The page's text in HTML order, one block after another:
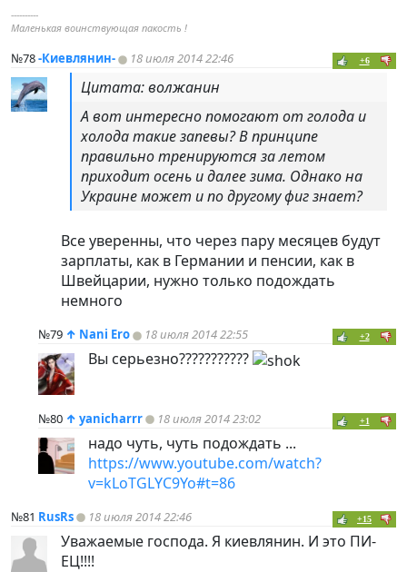
----------
Маленькая воинствующая пакость !
№78-Киевлянин- 18 июля 2014 22:46 +6
Цитата: волжанин
А вот интересно помогают от голода и
холода такие запевы? В принципе
правильно тренируются за летом
приходит осень и далее зима. Однако на
Украине может и по другому фиг знает?
Все уверенны, что через пару месяцев будут
зарплаты, как в Германии и пенсии, как в
Швейцарии, нужно только подождать
немного
№79 ↑ Nani Ero 18 июля 2014 22:55 +2
Вы серьезно???????????
№80 ↑ yanicharrr 18 июля 2014 23:02 +1
надо чуть, чуть подождать ...
https://www.youtube.com/watch?
v=kLoTGLYC9Yo#t=86
№81 RusRs 18 июля 2014 22:46 +15
Уважаемые господа. Я киевлянин. И это ПИ-
ЕЦ!!!!